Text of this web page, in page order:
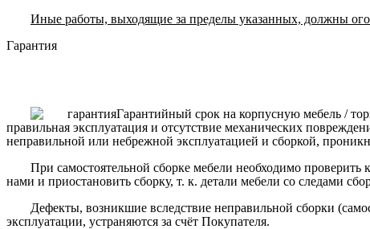
Иные работы, выходящие за пределы указанных, должны
Гарантия
Гарантийный срок на корпусную мебель /
правильная эксплуатация и отсутствие механических
неправильной или небрежной эксплуатацией и сборкой,
При самостоятельной сборке мебели необходимо
нами и приостановить сборку, т. к. детали мебели со следами
Дефекты, возникшие вследствие неправильной сборки
эксплуатации, устраняются за счёт Покупателя.